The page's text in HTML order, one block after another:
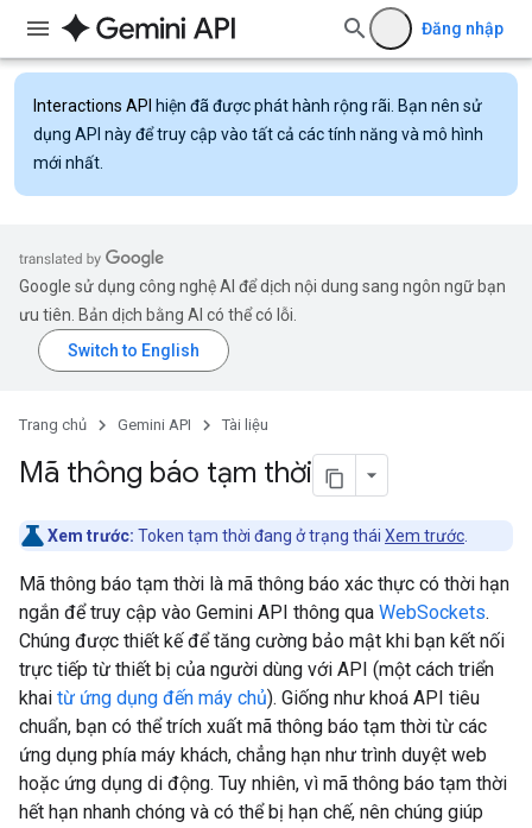
Đăng nhập
Interactions API hiện đã được phát hành rộng rãi. Bạn nên sử
dụng API này để truy cập vào tất cả các tính năng và mô hình
mới nhất.
Google sử dụng công nghệ AI để dịch nội dung sang ngôn ngữ bạn
ưu tiên. Bản dịch bằng AI có thể có lỗi.
Trang chủ Gemini API Tài liệu
Mã thông báo tạm thời
Xem trước: Token tạm thời đang ở trạng thái Xem trước
Mã thông báo tạm thời là mã thông báo xác thực có thời hạn
ngắn để truy cập vào Gemini API thông qua WebSockets.
Chúng được thiết kế để tăng cường bảo mật khi bạn kết nối
trực tiếp từ thiết bị của người dùng với API (một cách triển
khai từ ứng dụng đến máy chủ). Giống như khoá API tiêu
chuẩn, bạn có thể trích xuất mã thông báo tạm thời từ các
ứng dụng phía máy khách, chẳng hạn như trình duyệt web
hoặc ứng dụng di động. Tuy nhiên, vì mã thông báo tạm thời
hết hạn nhanh chóng và có thể bị hạn chế, nên chúng giúp